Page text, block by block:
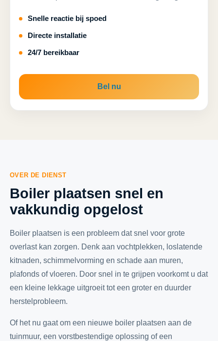
Snelle reactie bij spoed
Directe installatie
24/7 bereikbaar
Bel nu
OVER DE DIENST
Boiler plaatsen snel en
vakkundig opgelost
Boiler plaatsen is een probleem dat snel voor grote
overlast kan zorgen. Denk aan vochtplekken, loslatende
kitnaden, schimmelvorming en schade aan muren,
plafonds of vloeren. Door snel in te grijpen voorkomt u dat
een kleine lekkage uitgroeit tot een groter en duurder
herstelprobleem.
Of het nu gaat om een nieuwe boiler plaatsen aan de
tuinmuur, een vorstbestendige oplossing of een